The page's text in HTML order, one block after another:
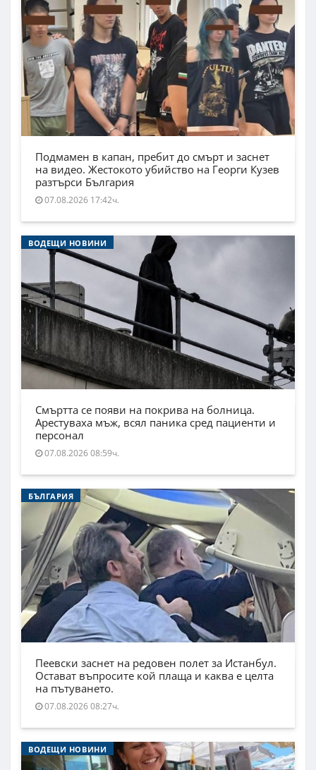
Подмамен в капан, пребит до смърт и заснет
на видео. Жестокото убийство на Георги Кузев
разтърси България
07.08.2026 17:42ч.
ВОДЕЩИ НОВИНИ
Смъртта се появи на покрива на болница.
Арестуваха мъж, всял паника сред пациенти и
персонал
07.08.2026 08:59ч.
БЪЛГАРИЯ
Пеевски заснет на редовен полет за Истанбул.
Остават въпросите кой плаща и каква е целта
на пътуването.
07.08.2026 08:27ч.
ВОДЕЩИ НОВИНИ